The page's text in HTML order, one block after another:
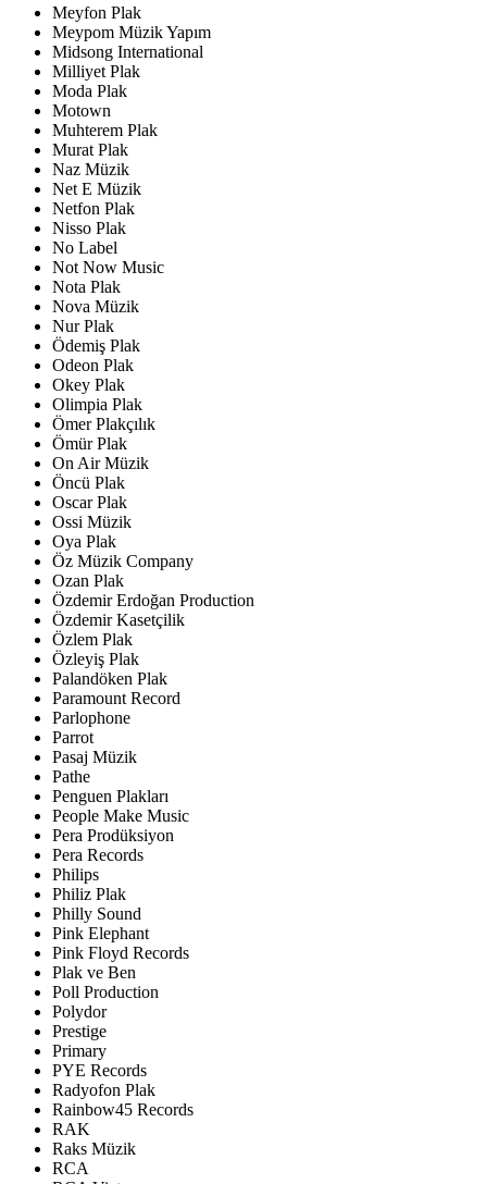
Meyfon Plak
Meypom Müzik Yapım
Midsong International
Milliyet Plak
Moda Plak
Motown
Muhterem Plak
Murat Plak
Naz Müzik
Net E Müzik
Netfon Plak
Nisso Plak
No Label
Not Now Music
Nota Plak
Nova Müzik
Nur Plak
Ödemiş Plak
Odeon Plak
Okey Plak
Olimpia Plak
Ömer Plakçılık
Ömür Plak
On Air Müzik
Öncü Plak
Oscar Plak
Ossi Müzik
Oya Plak
Öz Müzik Company
Ozan Plak
Özdemir Erdoğan Production
Özdemir Kasetçilik
Özlem Plak
Özleyiş Plak
Palandöken Plak
Paramount Record
Parlophone
Parrot
Pasaj Müzik
Pathe
Penguen Plakları
People Make Music
Pera Prodüksiyon
Pera Records
Philips
Philiz Plak
Philly Sound
Pink Elephant
Pink Floyd Records
Plak ve Ben
Poll Production
Polydor
Prestige
Primary
PYE Records
Radyofon Plak
Rainbow45 Records
RAK
Raks Müzik
RCA